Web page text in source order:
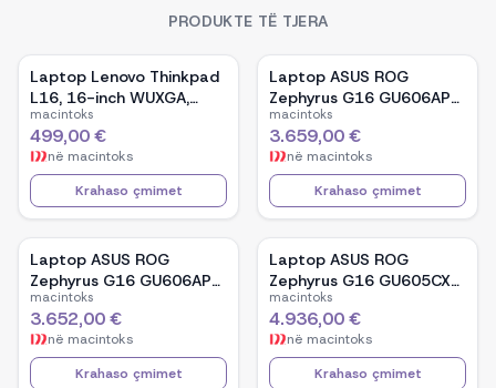
PRODUKTE TË TJERA
Laptop Lenovo Thinkpad
L16, 16-inch WUXGA,
AMD Ryzen 5 Pro-7535U,
16GB Ram DDR5, 512GB
SSD - Black
macintoks
499,00 €
në macintoks
Krahaso çmimet
Laptop ASUS ROG
Zephyrus G16 GU606AP-
TB039W, 16-inch OLED,
Intel Core Ultra 9 386H,
NVIDIA GeForce RTX
5070, 32GB RAM, 1TB
SSD, Windows 11 - White
macintoks
3.659,00 €
në macintoks
Krahaso çmimet
Laptop ASUS ROG
Zephyrus G16 GU606AP-
TB041W, 16-inch OLED,
Intel Core Ultra 9 386H,
NVIDIA GeForce RTX
5070, 32GB RAM, 1TB
macintoks
3.652,00 €
në macintoks
Krahaso çmimet
Laptop ASUS ROG
Zephyrus G16 GU605CX-
QR106W, 16-inch WQXGA
OLED, Intel Core Ultra 9
285H, NVIDIA GeForce
RTX 5090, 32GB RAM,
macintoks
4.936,00 €
në macintoks
Krahaso çmimet